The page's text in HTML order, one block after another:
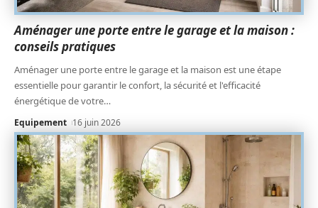
Aménager une porte entre le garage et la maison :
conseils pratiques
Aménager une porte entre le garage et la maison est une étape
essentielle pour garantir le confort, la sécurité et l'efficacité
énergétique de votre…
Equipement 16 juin 2026